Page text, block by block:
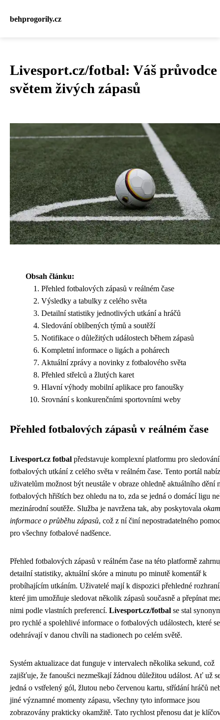
behprogorily.cz
Livesport.cz/fotbal: Váš průvodce
světem živých zápasů
Obsah článku:
Přehled fotbalových zápasů v reálném čase
Výsledky a tabulky z celého světa
Detailní statistiky jednotlivých utkání a hráčů
Sledování oblíbených týmů a soutěží
Notifikace o důležitých událostech během zápasů
Kompletní informace o ligách a pohárech
Aktuální zprávy a novinky z fotbalového světa
Přehled střelců a žlutých karet
Hlavní výhody mobilní aplikace pro fanoušky
Srovnání s konkurenčními sportovními weby
Přehled fotbalových zápasů v reálném čase
Livesport.cz fotbal představuje komplexní platformu pro sledování
fotbalových utkání z celého světa v reálném čase. Tento portál
uživatelům možnost být neustále v obraze ohledně aktuálního dění
fotbalových hřištích bez ohledu na to, zda se jedná o domácí ligu
mezinárodní soutěže. Služba je navržena tak, aby poskytovala
informace o průběhu zápasů, což z ní činí nepostradatelného
pro všechny fotbalové nadšence.
Přehled fotbalových zápasů v reálném čase na této platformě
detailní statistiky, aktuální skóre a minutu po minutě komentář k
probíhajícím utkáním. Uživatelé mají k dispozici přehledné
které jim umožňuje sledovat několik zápasů současně a přepínat
nimi podle vlastních preferencí. Livesport.cz/fotbal se stal
pro rychlé a spolehlivé informace o fotbalových událostech, které se
odehrávají v danou chvíli na stadionech po celém světě.
Systém aktualizace dat funguje v intervalech několika sekund, což
zajišťuje, že fanoušci nezmeškají žádnou důležitou událost. Ať už
jedná o vstřelený gól, žlutou nebo červenou kartu, střídání hráčů
jiné významné momenty zápasu, všechny tyto informace jsou
zobrazovány prakticky okamžitě. Tato rychlost přenosu dat je